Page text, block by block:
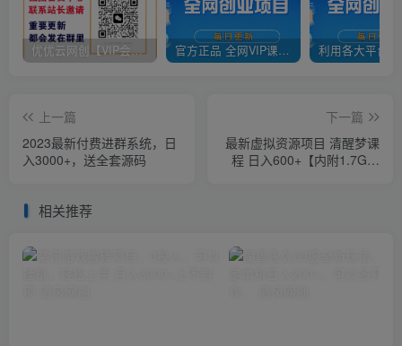
优优云网创【VIP会员专属交流群】 官方正品 全网VIP课程 无损下载~
上一篇
2023最新付费进群系统，日
入3000+，送全套源码
下一篇
最新虚拟资源项目 清醒梦课
程 日入600+【内附1.7G资
相关推荐